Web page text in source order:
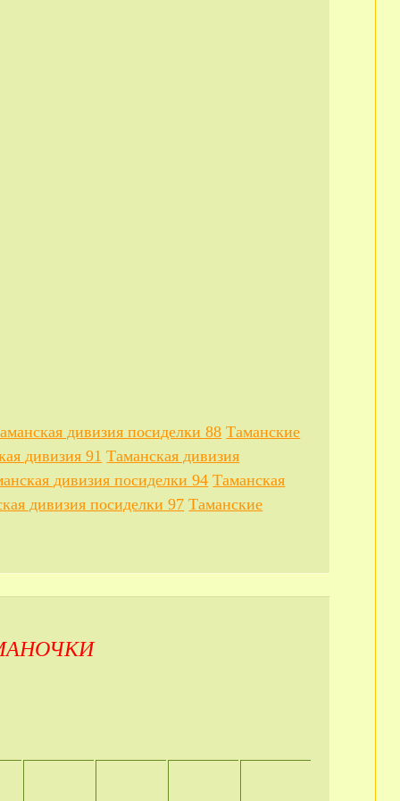
дивизия посиделки 88 Таманские
дивизия 91 Таманская дивизия
дивизия посиделки 94 Таманская
дивизия посиделки 97 Таманские